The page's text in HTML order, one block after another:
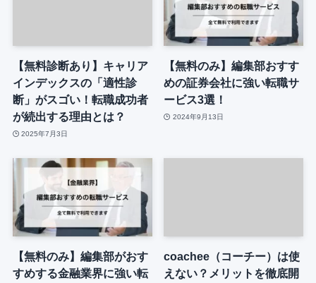
【無料診断あり】キャリア
インデックスの「適性診
断」がスゴい！転職成功者
が続出する理由とは？
2025年7月3日
【無料のみ】編集部おすす
めの証券会社に強い転職サ
ービス3選！
2024年9月13日
【無料のみ】編集部がおす
すめする金融業界に強い転
coachee（コーチー）は使
えない？メリットを徹底開